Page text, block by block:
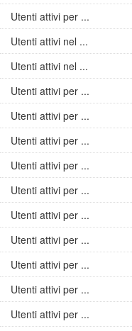
Utenti attivi per ...
Utenti attivi nel ...
Utenti attivi nel ...
Utenti attivi per ...
Utenti attivi per ...
Utenti attivi per ...
Utenti attivi per ...
Utenti attivi per ...
Utenti attivi per ...
Utenti attivi per ...
Utenti attivi per ...
Utenti attivi per ...
Utenti attivi per ...